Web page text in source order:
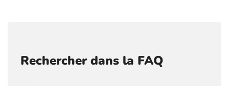
Rechercher dans la FAQ